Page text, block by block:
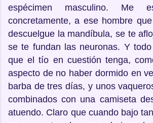
espécimen masculino. Me
concretamente, a ese hombre
descuelgue la mandíbula, se te
se te fundan las neuronas. Y
que el tío en cuestión tenga,
aspecto de no haber dormido en
barba de tres días, y unos
combinados con una camiseta
atuendo. Claro que cuando bajo